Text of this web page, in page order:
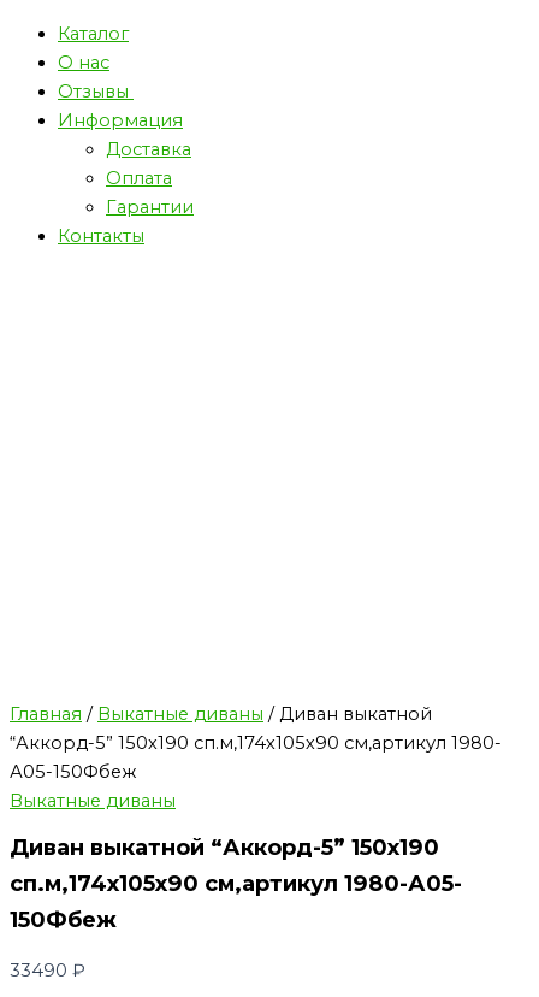
Каталог
О нас
Отзывы
Информация
Доставка
Оплата
Гарантии
Контакты
Главная / Выкатные диваны / Диван выкатной
“Аккорд-5” 150х190 сп.м,174х105х90 см,артикул 1980-
А05-150Фбеж
Выкатные диваны
Диван выкатной “Аккорд-5” 150х190
сп.м,174х105х90 см,артикул 1980-А05-
150Фбеж
33490 ₽